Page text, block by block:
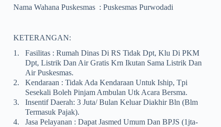
Nama Wahana Puskesmas : Puskesmas Purwodadi
KETERANGAN:
1.
Fasilitas : Rumah Dinas Di RS Tidak Dpt, Klu Di PKM
Dpt, Listrik Dan Air Gratis Krn Ikutan Sama Listrik Dan
Air Puskesmas.
2.
Kendaraan : Tidak Ada Kendaraan Untuk Iship, Tpi
Sesekali Boleh Pinjam Ambulan Utk Acara Bersma.
3.
Insentif Daerah: 3 Juta/ Bulan Keluar Diakhir Bln (blm
Termasuk Pajak).
4.
Jasa Pelayanan : Dapat Jasmed Umum Dan BPJS (1jta-